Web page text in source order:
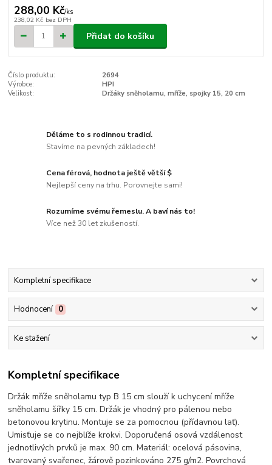
288,00 Kč/ks
238,02 Kč bez DPH
Přidat do košíku
Číslo produktu:
2694
Výrobce:
HPI
Velikost:
Držáky sněholamu, mříže, spojky 15, 20 cm
Děláme to s rodinnou tradicí.
Stavíme na pevných základech!
Cena férová, hodnota ještě větší $
Nejlepší ceny na trhu. Porovnejte sami!
Rozumíme svému řemeslu. A baví nás to!
Více než 30 let zkušeností.
Kompletní specifikace
Hodnocení 0
Ke stažení
Kompletní specifikace
Držák mříže sněholamu typ B 15 cm slouží k uchycení mříže
sněholamu šířky 15 cm. Držák je vhodný pro pálenou nebo
betonovou krytinu. Montuje se za pomocnou (přídavnou lať).
Umisťuje se co nejblíže krokvi. Doporučená osová vzdálenost
jednotlivých prvků je max. 90 cm. Materiál: ocelová pásovina,
tvarovaný svařenec, žárově pozinkováno 275 g/m2. Povrchová